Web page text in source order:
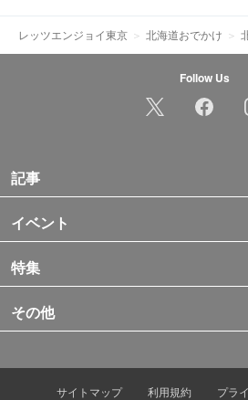
レッツエンジョイ東京 北海道おでかけ
Follow Us
記事
イベント
特集
その他
サイトマップ 利用規約
プラ